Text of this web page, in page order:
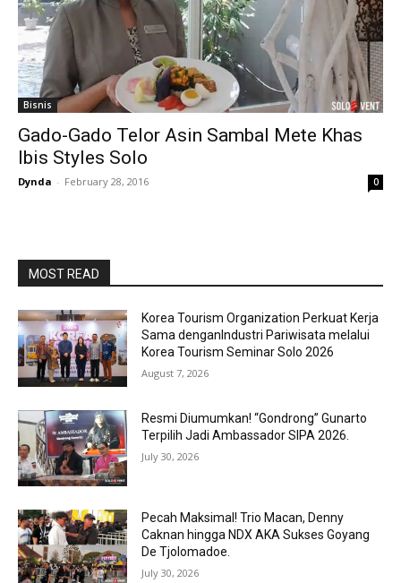
Bisnis
Gado-Gado Telor Asin Sambal Mete Khas
Ibis Styles Solo
Dynda - February 28, 2016 0
MOST READ
Korea Tourism Organization Perkuat Kerja
Sama denganIndustri Pariwisata melalui
Korea Tourism Seminar Solo 2026
August 7, 2026
Resmi Diumumkan! “Gondrong” Gunarto
Terpilih Jadi Ambassador SIPA 2026.
July 30, 2026
Pecah Maksimal! Trio Macan, Denny
Caknan hingga NDX AKA Sukses Goyang
De Tjolomadoe.
July 30, 2026